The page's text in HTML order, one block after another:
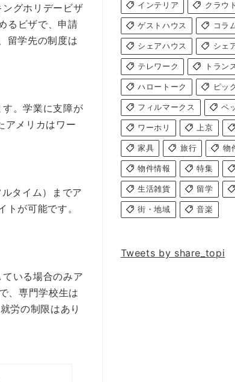
ングホリデービザ
るビザで、申請
留学先の制度は
す。学業に支障が
アメリカはワー
タイム）までア
が可能です。
いる場合のみア
、専門学校生は
労の制限はあり
インテリア クラウ
ゲストハウス コラ
シェアハウス シェ
テレワーク トラン
ハロートーク ピッ
フィルマークス ペ
ワーホリ 上京
家具 旅行 物
物件情報 特集
生活雑貨 留学
街・地域 音楽
Tweets by share_topi